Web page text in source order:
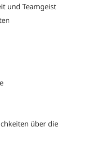
und Teamgeist
über die